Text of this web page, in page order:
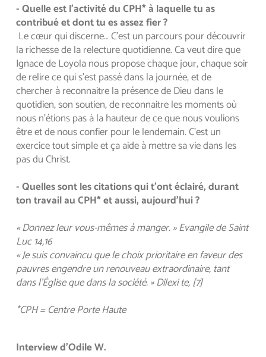
- Quelle est l'activité du CPH* à laquelle tu as
contribué et dont tu es assez fier ?
Le cœur qui discerne… C'est un parcours pour découvrir
la richesse de la relecture quotidienne. Ca veut dire que
Ignace de Loyola nous propose chaque jour, chaque soir
de relire ce qui s’est passé dans la journée, et de
chercher à reconnaitre la présence de Dieu dans le
quotidien, son soutien, de reconnaitre les moments où
nous n’étions pas à la hauteur de ce que nous voulions
être et de nous confier pour le lendemain. C’est un
exercice tout simple et ça aide à mettre sa vie dans les
pas du Christ.
- Quelles sont les citations qui t’ont éclairé, durant
ton travail au CPH* et aussi, aujourd’hui ?
« Donnez leur vous-mêmes à manger. » Evangile de Saint
Luc 14,16
« Je suis convaincu que le choix prioritaire en faveur des
pauvres engendre un renouveau extraordinaire, tant
dans l’Église que dans la société. » Dilexi te, [7]
*CPH = Centre Porte Haute
Interview d'Odile W.